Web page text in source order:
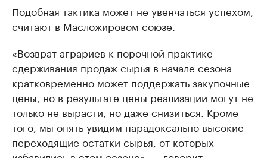
Подобная тактика может не увенчаться успехом,
считают в Масложировом союзе.
«Возврат аграриев к порочной практике
сдерживания продаж сырья в начале сезона
кратковременно может поддержать закупочные
цены, но в результате цены реализации могут не
только не вырасти, но даже снизиться. Кроме
того, мы опять увидим парадоксально высокие
переходящие остатки сырья, от которых